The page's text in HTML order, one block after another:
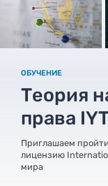
ОБУЧЕНИЕ
Теория
права
Приглашаем
лицензию
мира